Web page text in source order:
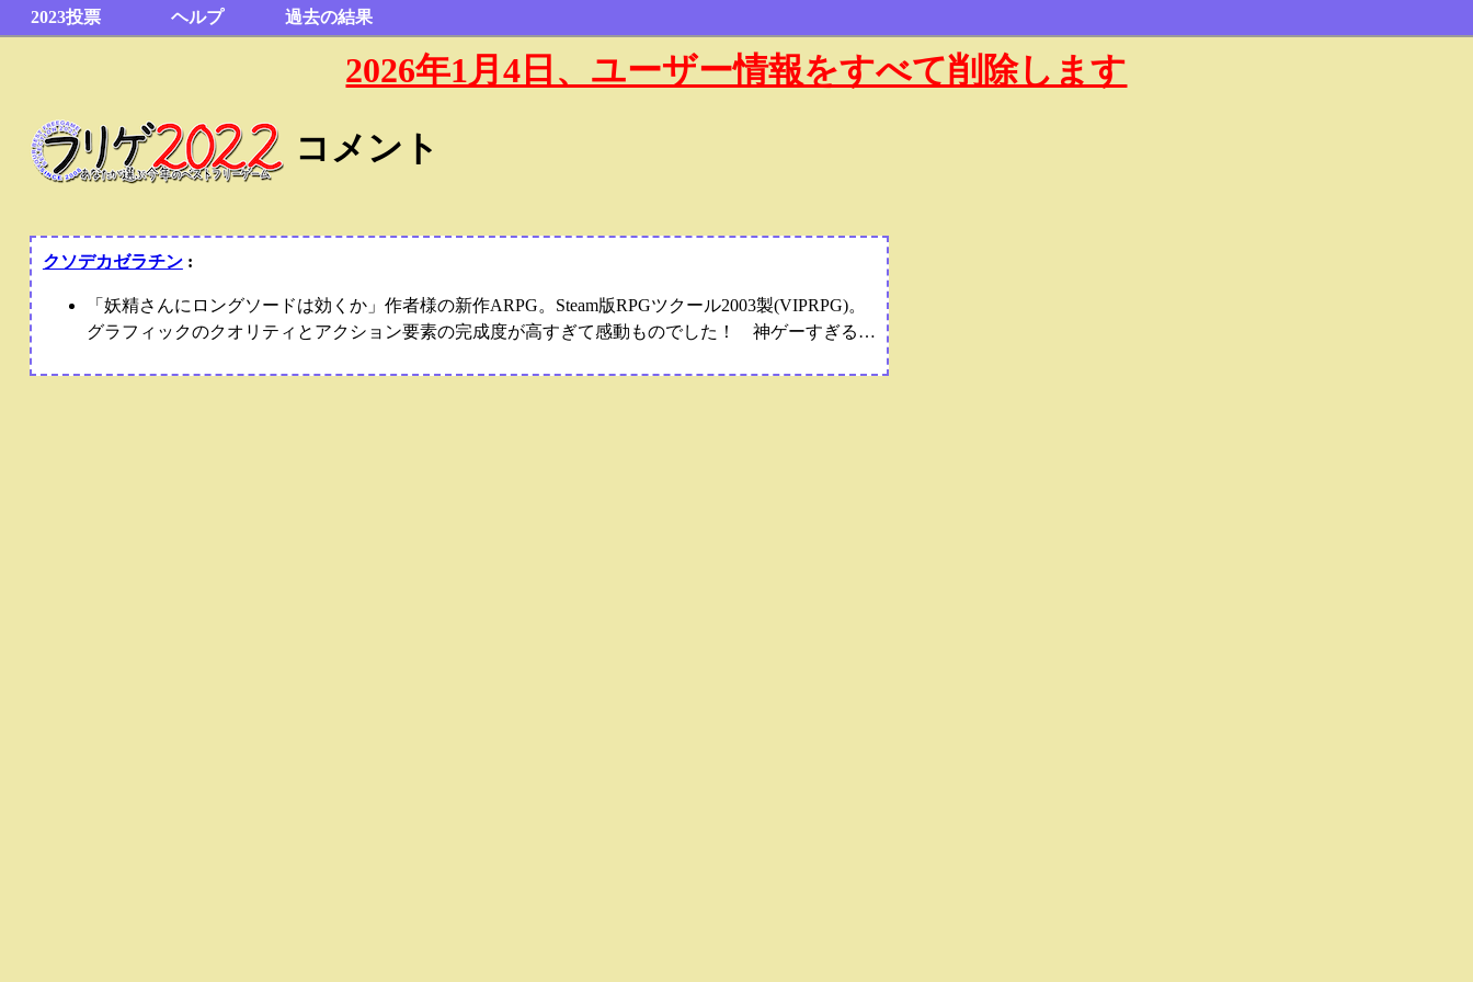
2023投票 ヘルプ 過去の結果
2026年1月4日、ユーザー情報をすべて削除します
コメント
クソデカゼラチン:
「妖精さんにロングソードは効くか」作者様の新作ARPG。Steam版RPGツクール2003製(VIPRPG)。
グラフィックのクオリティとアクション要素の完成度が高すぎて感動ものでした！ 神ゲーすぎる…